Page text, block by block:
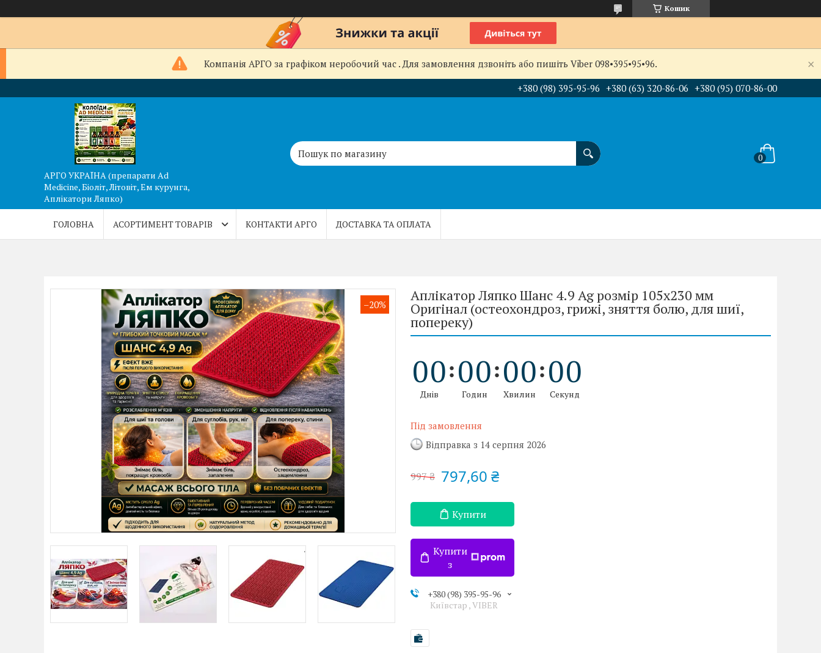
Кошик
Компанія АРГО за графіком неробочий час . Для замовлення дзвоніть або пишіть Viber 098•395•95•96.
+380 (98) 395-95-96 +380 (63) 320-86-06 +380 (95) 070-86-00
АРГО УКРАЇНА (препарати Ad
Medicine, Біоліт, Літовіт, Ем курунга,
Аплікатори Ляпко)
ГОЛОВНА АСОРТИМЕНТ ТОВАРІВ КОНТАКТИ АРГО ДОСТАВКА ТА ОПЛАТА
–20%
Аплікатор Ляпко Шанс 4.9 Ag розмір 105х230 мм
Оригінал (остеохондроз, грижі, зняття болю, для шиї,
попереку)
00
Днів
00
Годин
00
Хвилин
00
Секунд
Під замовлення
Відправка з 14 серпня 2026
997 ₴ 797,60 ₴
Купити
Купити
з
+380 (98) 395-95-96
Київстар , VIBER